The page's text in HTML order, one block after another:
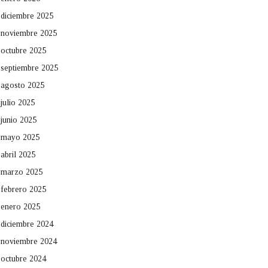
diciembre 2025
noviembre 2025
octubre 2025
septiembre 2025
agosto 2025
julio 2025
junio 2025
mayo 2025
abril 2025
marzo 2025
febrero 2025
enero 2025
diciembre 2024
noviembre 2024
octubre 2024